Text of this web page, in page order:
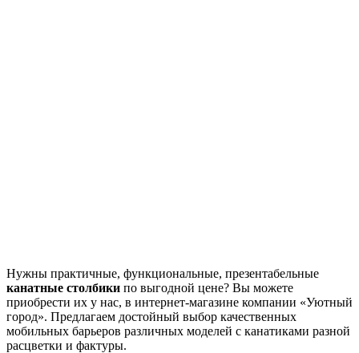
Нужны практичные, функциональные, презентабельные
канатные столбики по выгодной цене? Вы можете
приобрести их у нас, в интернет-магазине компании «Уютный
город». Предлагаем достойный выбор качественных
мобильных барьеров различных моделей с канатиками разной
расцветки и фактуры.